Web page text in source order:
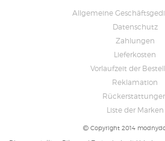
Allgemeine
Datenschutz
Zahlungen
Lieferkosten
Vorlaufzeit der
Reklamation
Liste der Marken
Copyright 2014